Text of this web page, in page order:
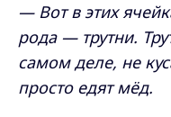
— Вот в этих
рода — трутни.
самом деле, не
просто едят мёд.